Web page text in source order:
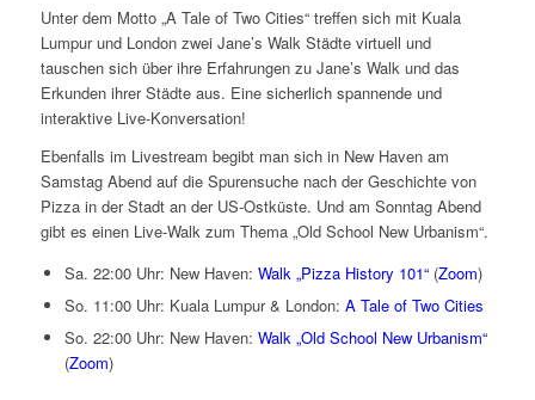
Unter dem Motto „A Tale of Two Cities“ treffen sich mit Kuala
Lumpur und London zwei Jane’s Walk Städte virtuell und
tauschen sich über ihre Erfahrungen zu Jane’s Walk und das
Erkunden ihrer Städte aus. Eine sicherlich spannende und
interaktive Live-Konversation!
Ebenfalls im Livestream begibt man sich in New Haven am
Samstag Abend auf die Spurensuche nach der Geschichte von
Pizza in der Stadt an der US-Ostküste. Und am Sonntag Abend
gibt es einen Live-Walk zum Thema „Old School New Urbanism“.
Sa. 22:00 Uhr: New Haven: Walk „Pizza History 101“(Zoom)
So. 11:00 Uhr: Kuala Lumpur & London: A Tale of Two Cities
So. 22:00 Uhr: New Haven: Walk „Old School New Urbanism“
(Zoom)